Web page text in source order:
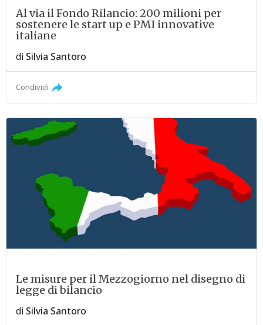
Al via il Fondo Rilancio: 200 milioni per
sostenere le start up e PMI innovative
italiane
di Silvia Santoro
Condividi
Le misure per il Mezzogiorno nel disegno di
legge di bilancio
di Silvia Santoro